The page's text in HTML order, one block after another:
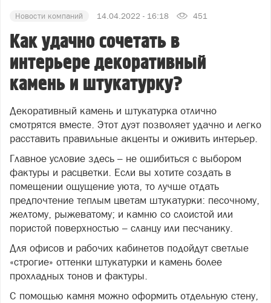
Новости компаний 14.04.2022 - 16:18 451
Как удачно сочетать в
интерьере декоративный
камень и штукатурку?
Декоративный камень и штукатурка отлично
смотрятся вместе. Этот дуэт позволяет удачно и легко
расставить правильные акценты и оживить интерьер.
Главное условие здесь – не ошибиться с выбором
фактуры и расцветки. Если вы хотите создать в
помещении ощущение уюта, то лучше отдать
предпочтение теплым цветам штукатурки: песочному,
желтому, рыжеватому; и камню со слоистой или
пористой поверхностью – сланцу или песчанику.
Для офисов и рабочих кабинетов подойдут светлые
«строгие» оттенки штукатурки и камень более
прохладных тонов и фактуры.
С помощью камня можно оформить отдельную стену,